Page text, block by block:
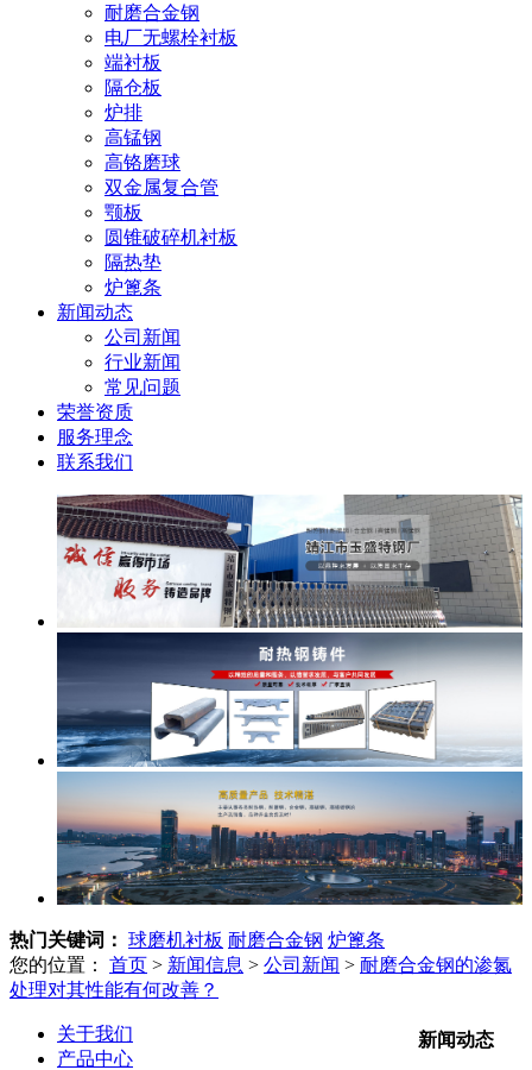
耐磨合金钢
电厂无螺栓衬板
端衬板
隔仓板
炉排
高锰钢
高铬磨球
双金属复合管
颚板
圆锥破碎机衬板
隔热垫
炉篦条
新闻动态
公司新闻
行业新闻
常见问题
荣誉资质
服务理念
联系我们
热门关键词： 球磨机衬板 耐磨合金钢 炉篦条
您的位置：
首页 > 新闻信息 > 公司新闻 > 耐磨合金钢的渗氮
处理对其性能有何改善？
新闻动态
关于我们
产品中心